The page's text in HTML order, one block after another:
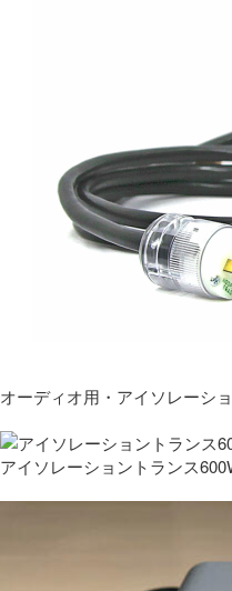
オーディオ用・アイソレーシ
アイソレーショントランス